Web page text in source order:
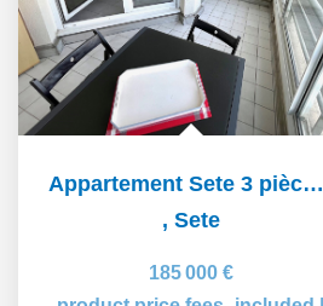
Appartement Sete 3 pièce(s) 63 m2
, Sete
185 000 €